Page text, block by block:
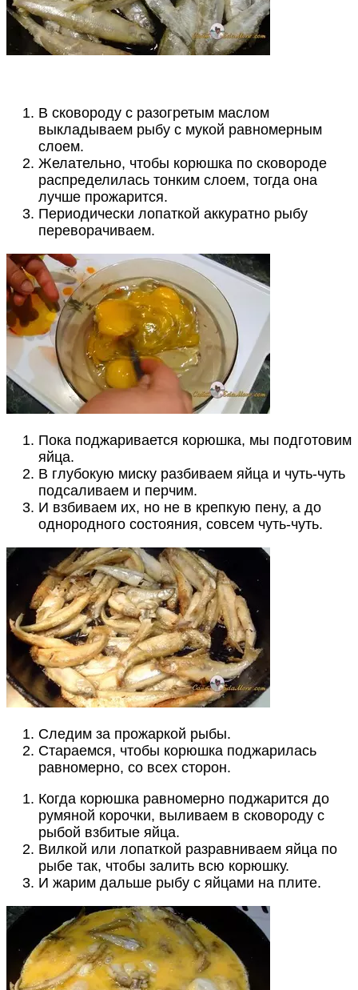
В сковороду с разогретым маслом
выкладываем рыбу с мукой равномерным
слоем.
Желательно, чтобы корюшка по сковороде
распределилась тонким слоем, тогда она
лучше прожарится.
Периодически лопаткой аккуратно рыбу
переворачиваем.
Пока поджаривается корюшка, мы подготовим
яйца.
В глубокую миску разбиваем яйца и чуть-чуть
подсаливаем и перчим.
И взбиваем их, но не в крепкую пену, а до
однородного состояния, совсем чуть-чуть.
Следим за прожаркой рыбы.
Стараемся, чтобы корюшка поджарилась
равномерно, со всех сторон.
Когда корюшка равномерно поджарится до
румяной корочки, выливаем в сковороду с
рыбой взбитые яйца.
Вилкой или лопаткой разравниваем яйца по
рыбе так, чтобы залить всю корюшку.
И жарим дальше рыбу с яйцами на плите.